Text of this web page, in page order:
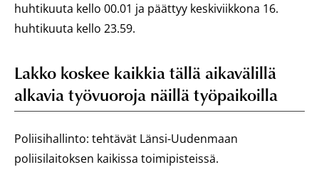
huhtikuuta kello 00.01 ja päättyy keskiviikkona 16.
huhtikuuta kello 23.59.
Lakko koskee kaikkia tällä aikavälillä
alkavia työvuoroja näillä työpaikoilla
Poliisihallinto: tehtävät Länsi-Uudenmaan
poliisilaitoksen kaikissa toimipisteissä.